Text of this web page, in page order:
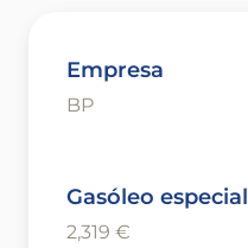
Empresa
BP
Gasóleo especial
2,319 €